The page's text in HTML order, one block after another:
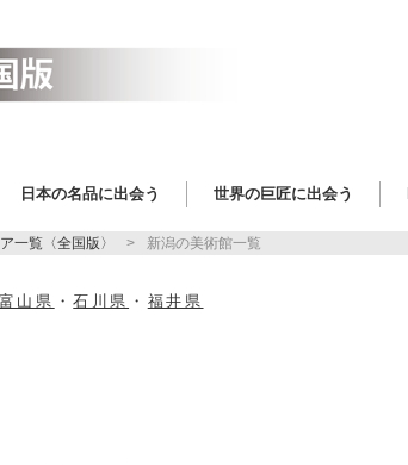
日本の名品に出会う 世界の巨匠に出会う
一覧〈全国版〉 新潟の美術館一覧
富山県 ・石川県 ・ 福井県